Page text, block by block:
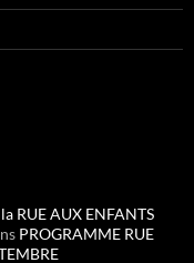
RUE AUX ENFANTS
PROGRAMME RUE